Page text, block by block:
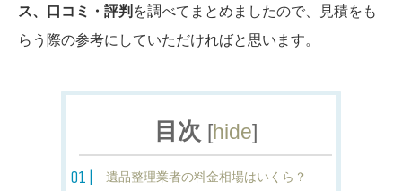
ス、口コミ・評判 を調べてまとめましたので、見積をも
らう際の参考にしていただければと思います。
目次 [hide]
遺品整理業者の料金相場はいくら？